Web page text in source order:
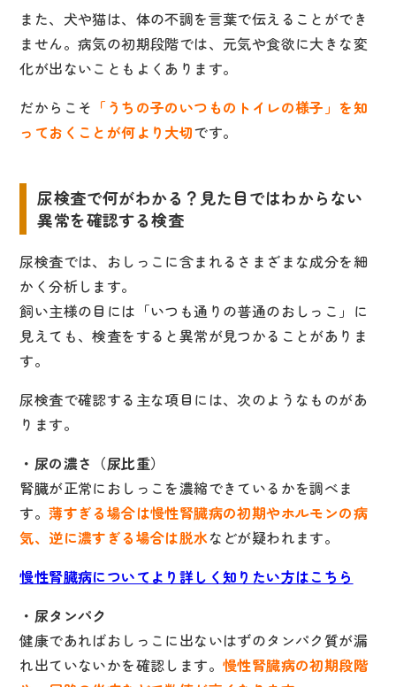
また、犬や猫は、体の不調を言葉で伝えることができ
ません。病気の初期段階では、元気や食欲に大きな変
化が出ないこともよくあります。
だからこそ 「うちの子のいつものトイレの様子」を知
っておくことが何より大切です。
尿検査で何がわかる？見た目ではわからない
異常を確認する検査
尿検査では、おしっこに含まれるさまざまな成分を細
かく分析します。
飼い主様の目には「いつも通りの普通のおしっこ」に
見えても、検査をすると異常が見つかることがありま
す。
尿検査で確認する主な項目には、次のようなものがあ
ります。
・尿の濃さ（尿比重）
腎臓が正常におしっこを濃縮できているかを調べま
す。薄すぎる場合は慢性腎臓病の初期やホルモンの病
気、逆に濃すぎる場合は脱水などが疑われます。
慢性腎臓病についてより詳しく知りたい方はこちら
・尿タンパク
健康であればおしっこに出ないはずのタンパク質が漏
れ出ていないかを確認します。 慢性腎臓病の初期段階